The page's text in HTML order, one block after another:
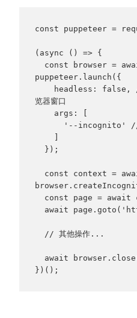
const puppeteer =
(async () => {
puppeteer.launch({
览器窗口
})();